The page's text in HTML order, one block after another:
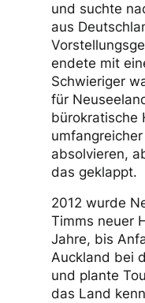
und suchte
aus
endete mit
Schwieriger
für
bürokratische
absolvieren,
das geklappt.
2012 wurde
Timms neuer
Jahre, bis
Auckland bei
und plante
das Land